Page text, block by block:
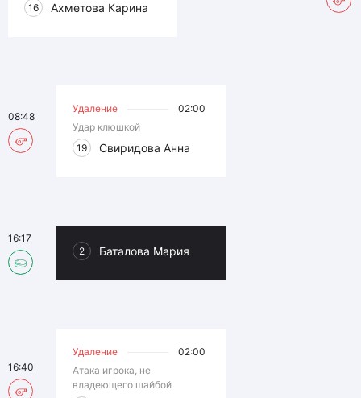
16
Ахметова Карина
Удаление
02:00
Удар клюшкой
19
Свиридова Анна
08:48
2 Баталова Мария
16:17
Удаление
02:00
Атака игрока, не
владеющего шайбой
16:40